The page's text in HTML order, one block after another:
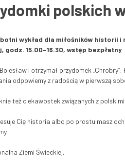
polskich
wykład dla miłośników historii i
godz. 15.00–16.30, wstęp bezpłatny
I otrzymał przydomek „Chrobry”,
odpowiemy z radością w pierwszą
też ciekawostek związanych z
Cię historia albo po prostu masz
Ziemi Świeckiej,